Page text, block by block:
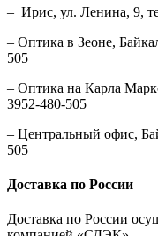
– Ирис, ул. Ленина, 9,
– Оптика в Зеоне,
505
– Оптика на Карла
3952-480-505
– Центральный офис,
505
Доставка по России
Доставка по России